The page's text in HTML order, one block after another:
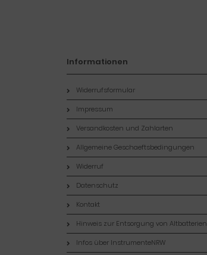
Informationen
Widerrufsformular
Impressum
Versandkosten und Zahlarten
Allgemeine Geschaeftsbedingungen
Widerruf
Datenschutz
Kontakt
Hinweis zur Entsorgung von Altbatterien
Infos über InstrumenteNRW